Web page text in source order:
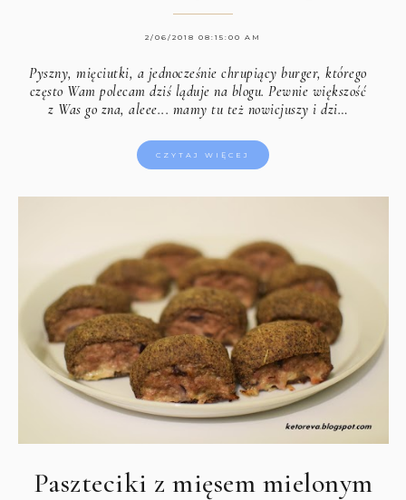
2/06/2018 08:15:00 AM
Pyszny, mięciutki, a jednocześnie chrupiący burger, którego
często Wam polecam dziś ląduje na blogu. Pewnie większość
z Was go zna, aleee... mamy tu też nowicjuszy i dzi…
CZYTAJ WIĘCEJ
Paszteciki z mięsem mielonym